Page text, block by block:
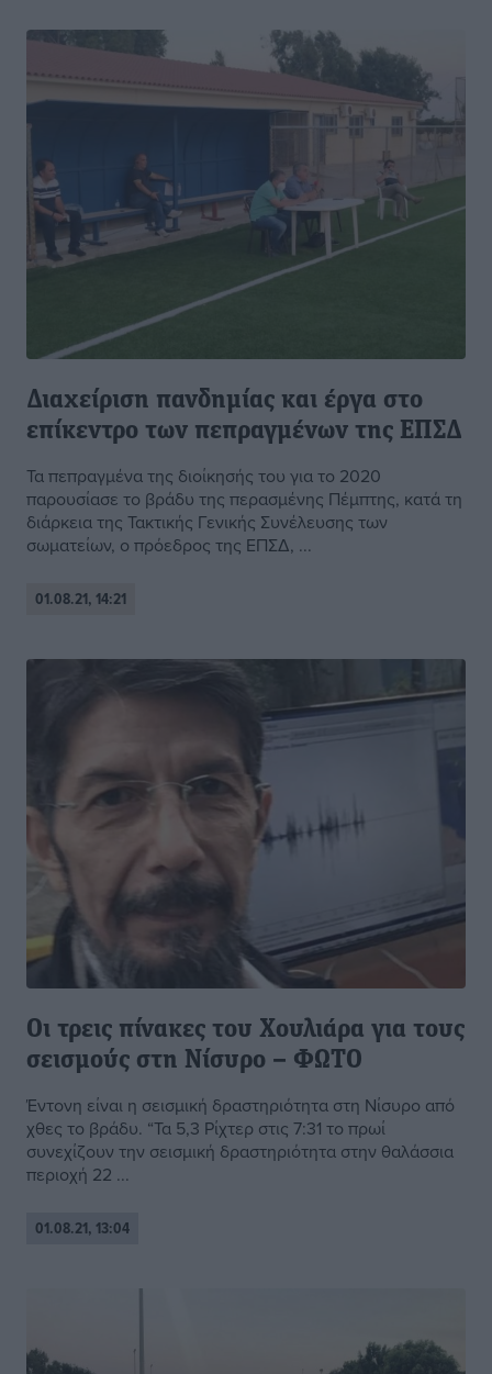
Διαχείριση πανδημίας και έργα στο
επίκεντρο των πεπραγμένων της ΕΠΣΔ
Τα πεπραγμένα της διοίκησής του για το 2020
παρουσίασε το βράδυ της περασμένης Πέμπτης, κατά τη
διάρκεια της Τακτικής Γενικής Συνέλευσης των
σωματείων, ο πρόεδρος της ΕΠΣΔ, ...
01.08.21, 14:21
Οι τρεις πίνακες του Χουλιάρα για τους
σεισμούς στη Νίσυρο – ΦΩΤΟ
Έντονη είναι η σεισμική δραστηριότητα στη Νίσυρο από
χθες το βράδυ. “Τα 5,3 Ρίχτερ στις 7:31 το πρωί
συνεχίζουν την σεισμική δραστηριότητα στην θαλάσσια
περιοχή 22 ...
01.08.21, 13:04